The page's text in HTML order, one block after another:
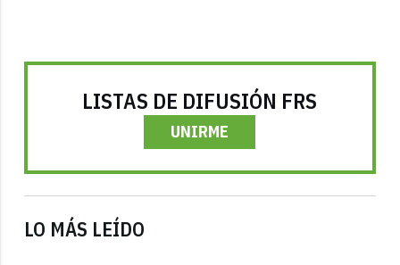
LISTAS DE DIFUSIÓN FRS
UNIRME
LO MÁS LEÍDO